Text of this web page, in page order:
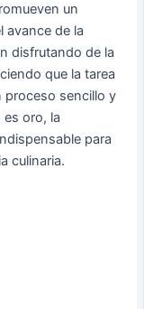
un
avance de la
disfrutando de la
que la tarea
proceso sencillo y
oro, la
para
culinaria.